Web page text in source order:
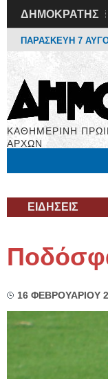
ΔΗΜΟΚΡΑΤΗΣ
ΠΑΡΑΣΚΕΥΗ 7
ΚΑΘΗΜΕΡΙΝΗ
ΑΡΧΩΝ
ΕΙΔΗΣΕΙΣ
16 ΦΕΒΡΟΥΑΡΙΟΥ